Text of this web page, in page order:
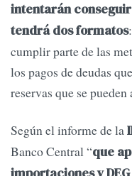
intentarán
tendrá dos formatos
cumplir parte de las
los pagos de deudas
reservas que se
Según el informe de la
Banco Central “que